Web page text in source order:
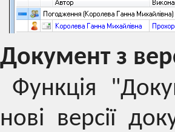
Документ з
Функція
нові версії